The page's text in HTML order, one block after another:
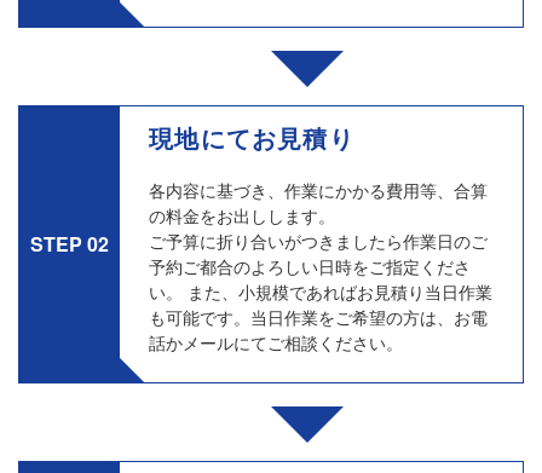
STEP 02
現地にてお見積り
各内容に基づき、作業にかかる費用等、合算
の料金をお出しします。
ご予算に折り合いがつきましたら作業日のご
予約ご都合のよろしい日時をご指定くださ
い。 また、小規模であればお見積り当日作業
も可能です。当日作業をご希望の方は、お電
話かメールにてご相談ください。